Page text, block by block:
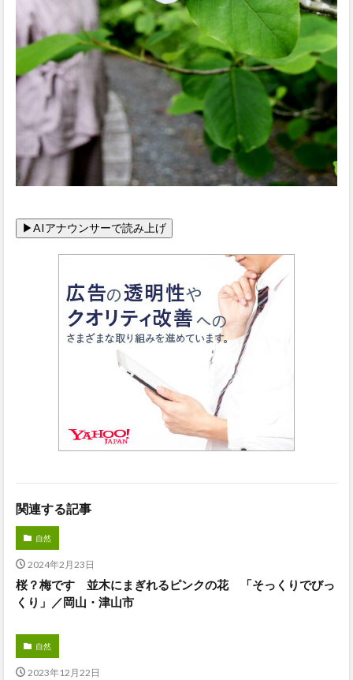
関連する記事
自然
2024年2月23日
桜？梅です 並木にまぎれるピンクの花 「そっくりでびっ
くり」／岡山・津山市
自然
2023年12月22日